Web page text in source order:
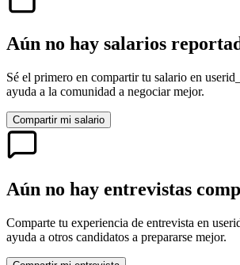
Aún no hay salarios
Sé el primero en compartir tu salario en
ayuda a la comunidad a negociar mejor.
Compartir mi salario
Aún no hay entrevistas
Comparte tu experiencia de entrevista en
ayuda a otros candidatos a prepararse mejor.